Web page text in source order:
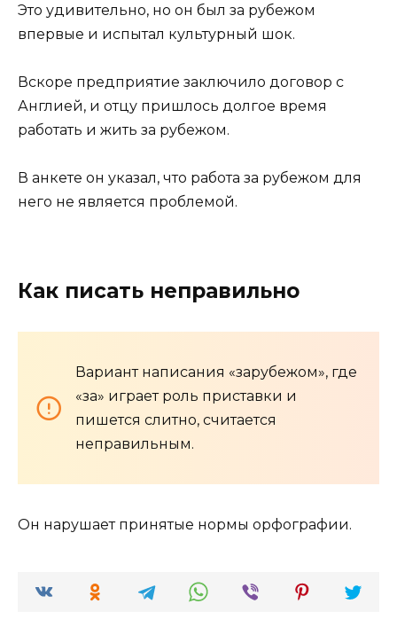
Это удивительно, но он был за рубежом
впервые и испытал культурный шок.
Вскоре предприятие заключило договор с
Англией, и отцу пришлось долгое время
работать и жить за рубежом.
В анкете он указал, что работа за рубежом для
него не является проблемой.
Как писать неправильно
Вариант написания «зарубежом», где
«за» играет роль приставки и
пишется слитно, считается
неправильным.
Он нарушает принятые нормы орфографии.